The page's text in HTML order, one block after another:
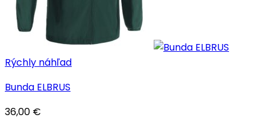
Rýchly náhľad
Bunda ELBRUS
36,00 €